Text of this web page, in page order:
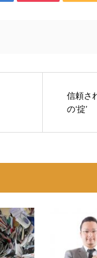
信頼さ
の‘掟’